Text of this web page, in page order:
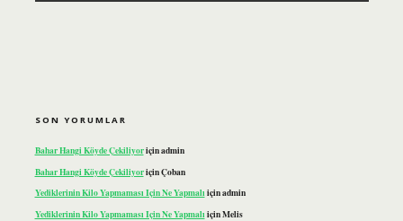
SON YORUMLAR
Bahar Hangi Köyde Çekiliyoriçinadmin
Bahar Hangi Köyde ÇekiliyoriçinÇoban
Yediklerinin Kilo Yapmaması Için Ne Yapmalıiçinadmin
Yediklerinin Kilo Yapmaması Için Ne YapmalıiçinMelis